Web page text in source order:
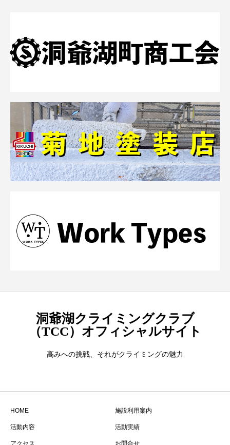
洞爺湖クライミングクラブ
（TCC）オフィシャルサイト
高みへの挑戦、それがクライミングの魅力
HOME 施設利用案内
活動内容 活動実績